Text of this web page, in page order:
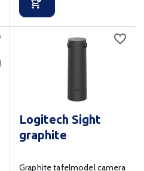
Logitech Sight
graphite
Graphite tafelmodel camera